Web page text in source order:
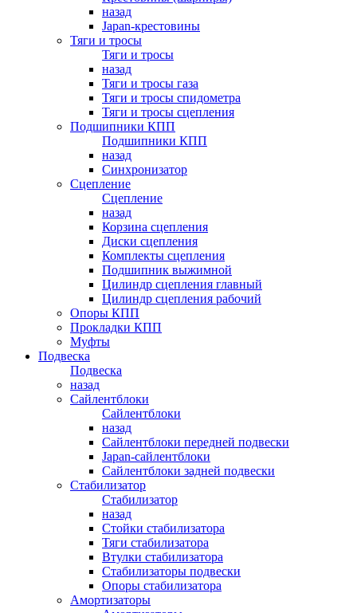
назад
Japan-крестовины
Тяги и тросы
Тяги и тросы
назад
Тяги и тросы газа
Тяги и тросы спидометра
Тяги и тросы сцепления
Подшипники КПП
Подшипники КПП
назад
Синхронизатор
Сцепление
Сцепление
назад
Корзина сцепления
Диски сцепления
Комплекты сцепления
Подшипник выжимной
Цилиндр сцепления главный
Цилиндр сцепления рабочий
Опоры КПП
Прокладки КПП
Муфты
Подвеска
Подвеска
назад
Сайлентблоки
Сайлентблоки
назад
Сайлентблоки передней подвески
Japan-сайлентблоки
Сайлентблоки задней подвески
Стабилизатор
Стабилизатор
назад
Стойки стабилизатора
Тяги стабилизатора
Втулки стабилизатора
Стабилизаторы подвески
Опоры стабилизатора
Амортизаторы